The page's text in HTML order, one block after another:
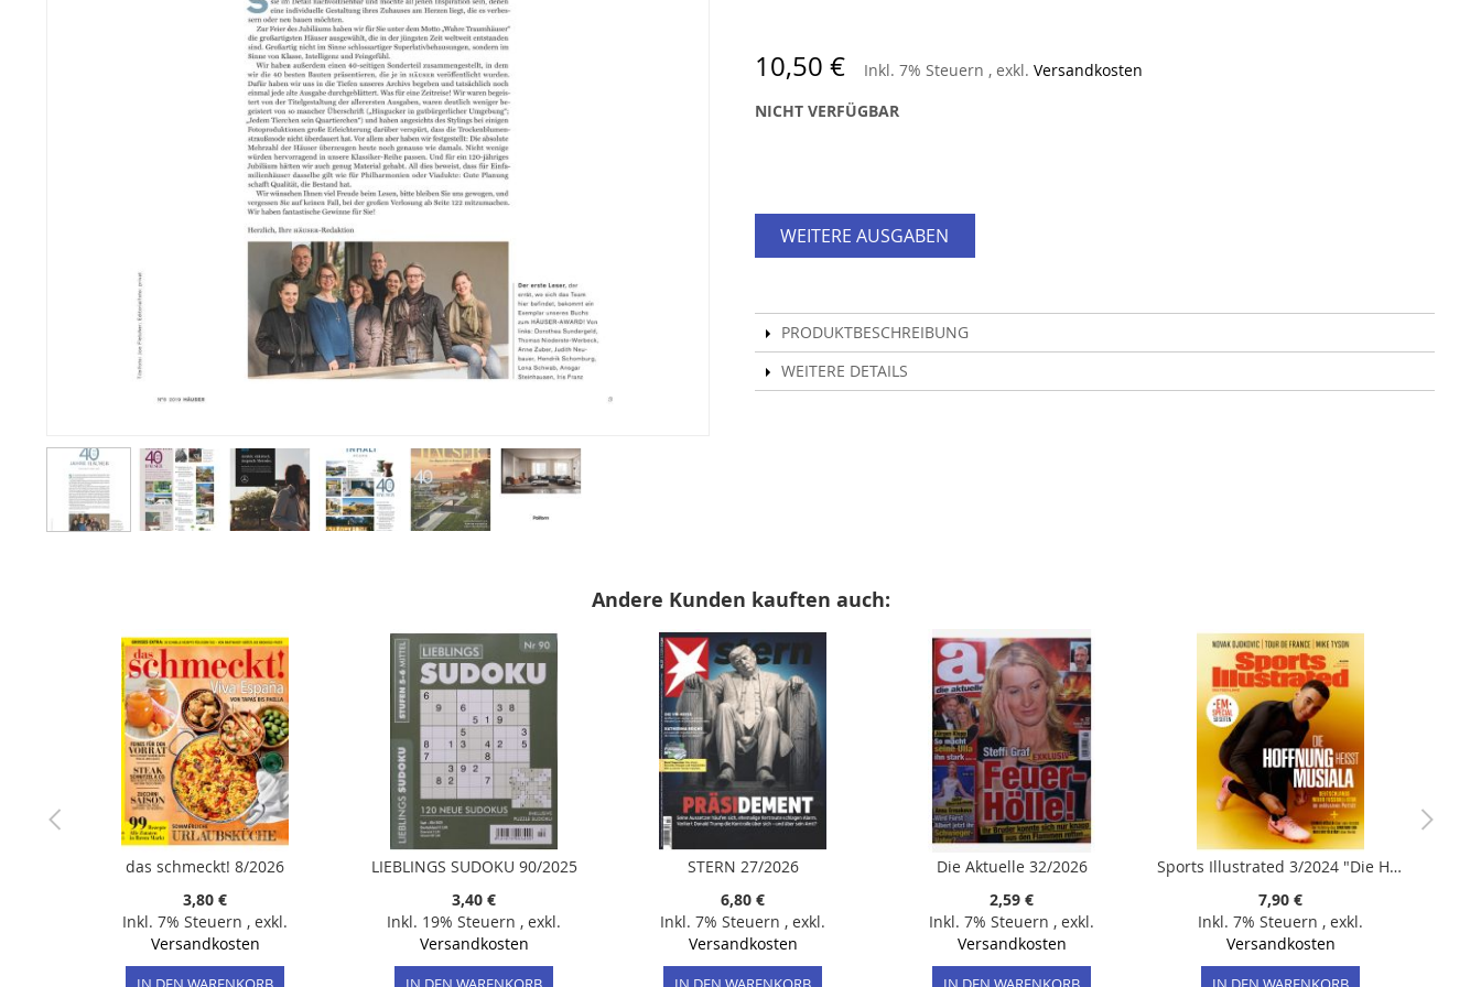
10,50 € Inkl. 7% Steuern , exkl. Versandkosten
NICHT VERFÜGBAR
WEITERE AUSGABEN
PRODUKTBESCHREIBUNG
WEITERE DETAILS
Andere Kunden kauften auch:
das schmeckt! 8/2026
3,80 €
Inkl. 7% Steuern , exkl.
Versandkosten
LIEBLINGS SUDOKU 90/2025
3,40 €
Inkl. 19% Steuern , exkl.
Versandkosten
STERN 27/2026
6,80 €
Inkl. 7% Steuern , exkl.
Versandkosten
Die Aktuelle 32/2026
2,59 €
Inkl. 7% Steuern , exkl.
Versandkosten
Sports Illustrated 3/2024 "Die Hoffnung heißt Musiala / EM Special"
7,90 €
Inkl. 7% Steuern , exkl.
Versandkosten